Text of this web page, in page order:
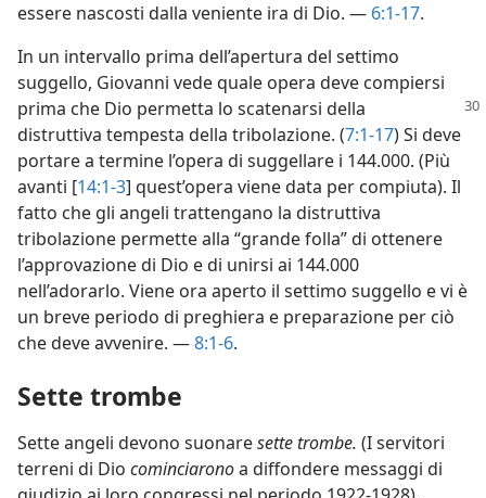
essere nascosti dalla veniente ira di Dio. — 6:1-17.
In un intervallo prima dell’apertura del settimo
suggello, Giovanni vede quale opera deve compiersi
prima che Dio permetta lo scatenarsi della
distruttiva tempesta della tribolazione. (7:1-17) Si deve
portare a termine l’opera di suggellare i 144.000. (Più
avanti [14:1-3] quest’opera viene data per compiuta). Il
fatto che gli angeli trattengano la distruttiva
tribolazione permette alla “grande folla” di ottenere
l’approvazione di Dio e di unirsi ai 144.000
nell’adorarlo. Viene ora aperto il settimo suggello e vi è
un breve periodo di preghiera e preparazione per ciò
che deve avvenire. —8:1-6.
Sette trombe
Sette angeli devono suonaresette trombe. (I servitori
terreni di Dio cominciaronoa diffondere messaggi di